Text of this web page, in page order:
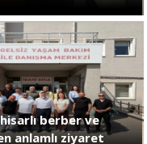
berber ve
anlamlı ziyaret